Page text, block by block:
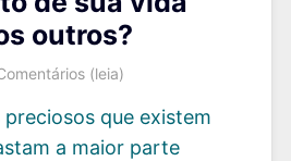
outros?
(leia)
que existem
a maior parte